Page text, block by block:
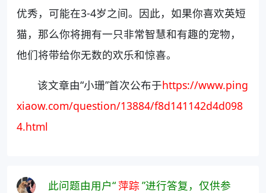
优秀，可能在3-4岁之间。因此，如果你喜欢英短
猫，那么你将拥有一只非常智慧和有趣的宠物，
他们将带给你无数的欢乐和惊喜。
该文章由“小珊”首次公布于https://www.ping
xiaow.com/question/13884/f8d141142d4d098
4.html
此问题由用户“萍踪 ”进行答复，仅供参